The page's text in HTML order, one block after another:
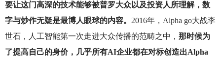
要让这门高深的技术能够被普罗大众以及投资人所理解，数
字与炒作无疑是最博人眼球的内容。 2016年，Alpha go大战李
世石，人工智能第一次走进大众传播的范畴之中， 那时候为
了提高自己的身价，几乎所有AI企业都在对标创造出Alpha